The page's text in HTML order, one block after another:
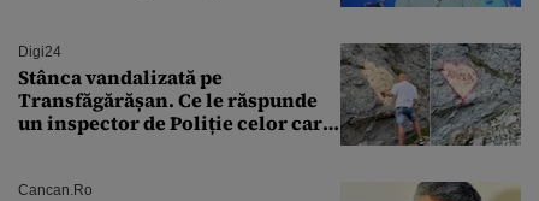
Digi24
Stânca vandalizată pe
Transfăgărășan. Ce le răspunde
un inspector de Poliție celor care
Cancan.ro